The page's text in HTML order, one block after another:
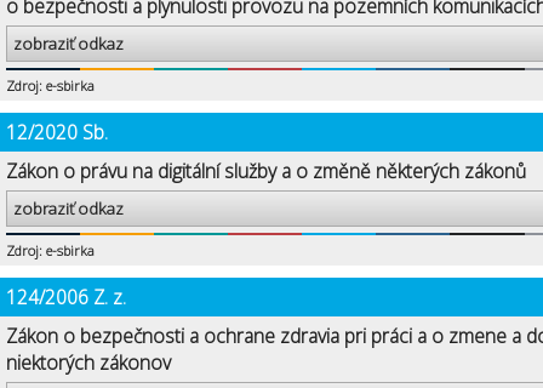
o bezpečnosti a plynulosti provozu na pozemních
zobraziť odkaz
Zdroj: e-sbirka
12/2020 Sb.
Zákon o právu na digitální služby a o změně některých zákonů
zobraziť odkaz
Zdroj: e-sbirka
124/2006 Z. z.
Zákon o bezpečnosti a ochrane zdravia pri práci a o zmene a
niektorých zákonov